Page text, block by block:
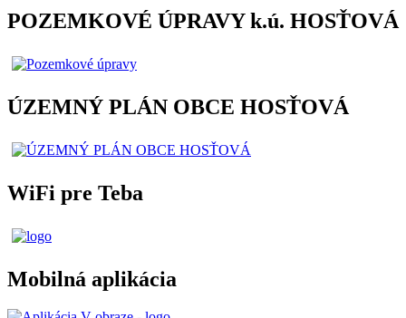
POZEMKOVÉ ÚPRAVY k.ú. HOSŤOVÁ
ÚZEMNÝ PLÁN OBCE HOSŤOVÁ
WiFi pre Teba
Mobilná aplikácia